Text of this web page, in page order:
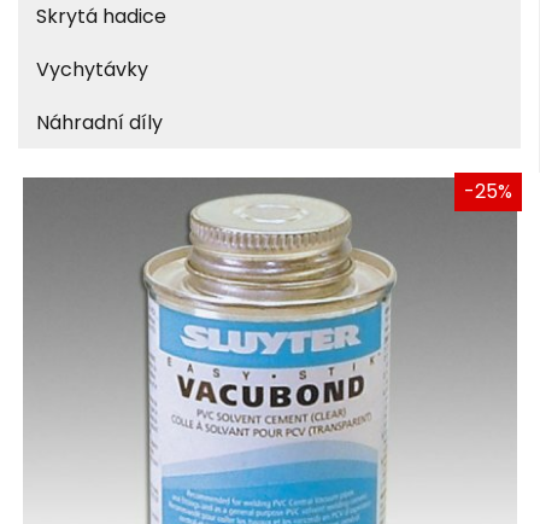
Skrytá hadice
Vychytávky
Náhradní díly
-25%